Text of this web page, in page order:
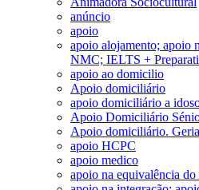
anúncio
apoio
apoio alojamento; apoio
NMC; IELTS +
apoio ao domicilio
Apoio domiciliário
apoio domiciliário a
Apoio Domiciliário
Apoio domiciliário.
apoio HCPC
apoio medico
apoio na equivalência do